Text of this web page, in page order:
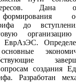
Дана
до
ЕврАзЭС.
создания
Разработан